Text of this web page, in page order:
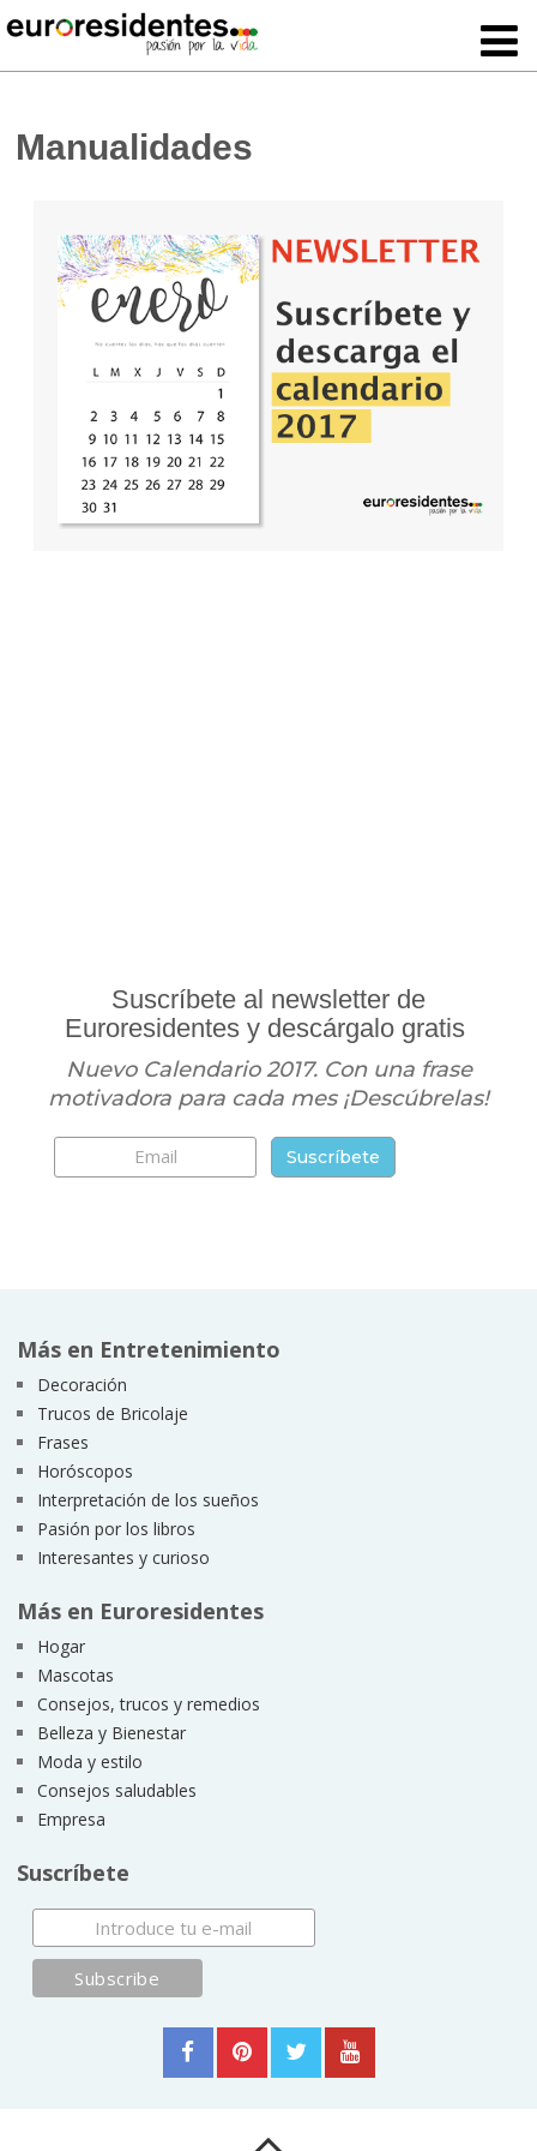
Manualidades
Suscríbete al newsletter de
Euroresidentes y descárgalo gratis
Nuevo Calendario 2017. Con una frase
motivadora para cada mes ¡Descúbrelas!
Más en Entretenimiento
Decoración
Trucos de Bricolaje
Frases
Horóscopos
Interpretación de los sueños
Pasión por los libros
Interesantes y curioso
Más en Euroresidentes
Hogar
Mascotas
Consejos, trucos y remedios
Belleza y Bienestar
Moda y estilo
Consejos saludables
Empresa
Suscríbete